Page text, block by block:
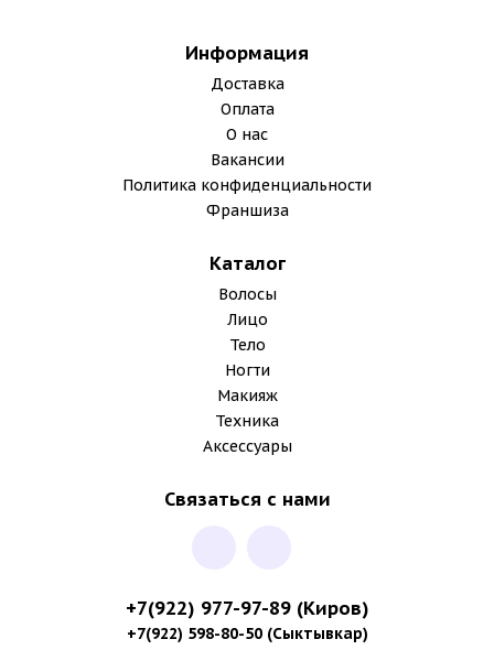
Информация
Доставка
Оплата
О нас
Вакансии
Политика конфиденциальности
Франшиза
Каталог
Волосы
Лицо
Тело
Ногти
Макияж
Техника
Аксессуары
Связаться с нами
+7(922) 977-97-89 (Киров)
+7(922) 598-80-50 (Сыктывкар)